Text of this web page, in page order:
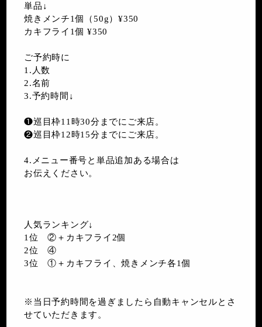
単品↓
焼きメンチ1個（50g）¥350
カキフライ1個 ¥350
ご予約時に
1.人数
2.名前
3.予約時間↓
❶巡目枠11時30分までにご来店。
❷巡目枠12時15分までにご来店。
4.メニュー番号と単品追加ある場合は
お伝えください。
人気ランキング↓
1位 ②＋カキフライ2個
2位 ④
3位 ①＋カキフライ、焼きメンチ各1個
※当日予約時間を過ぎましたら自動キャンセルとさ
せていただきます。